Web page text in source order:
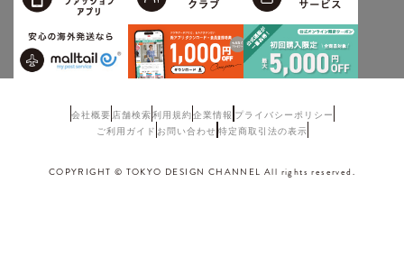
会社概要 店舗検索利用規約企業情報 プライバシーポリシー
ご利用ガイド お問い合わせ 特定商取引法の表示
COPYRIGHT © TOKYO DESIGN CHANNEL All rights reserved.